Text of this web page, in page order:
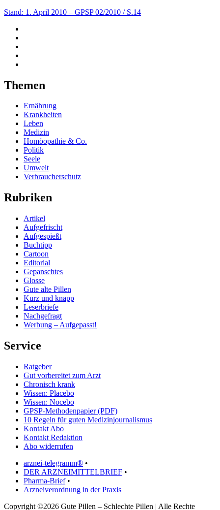
Stand: 1. April 2010 – GPSP 02/2010 / S.14
Themen
Ernährung
Krankheiten
Leben
Medizin
Homöopathie & Co.
Politik
Seele
Umwelt
Verbraucherschutz
Rubriken
Artikel
Aufgefrischt
Aufgespießt
Buchtipp
Cartoon
Editorial
Gepanschtes
Glosse
Gute alte Pillen
Kurz und knapp
Leserbriefe
Nachgefragt
Werbung – Aufgepasst!
Service
Ratgeber
Gut vorbereitet zum Arzt
Chronisch krank
Wissen: Placebo
Wissen: Nocebo
GPSP-Methodenpapier (PDF)
10 Regeln für guten Medizinjournalismus
Kontakt Abo
Kontakt Redaktion
Abo widerrufen
arznei-telegramm® •
DER ARZNEIMITTELBRIEF •
Pharma-Brief•
Arzneiverordnung in der Praxis
Copyright ©2026 Gute Pillen – Schlechte Pillen | Alle Rechte